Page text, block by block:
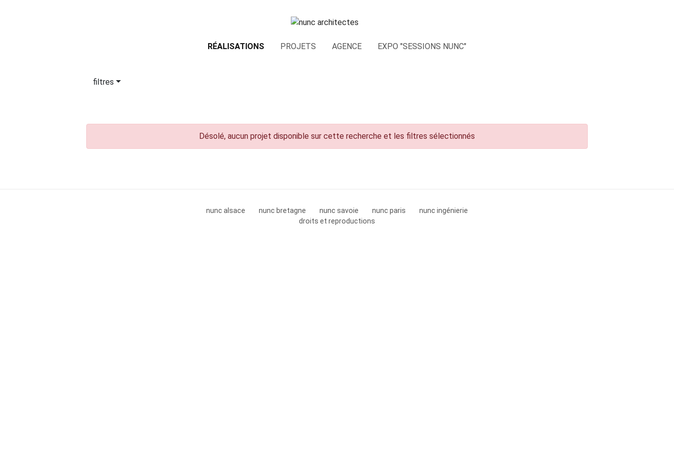
RÉALISATIONS PROJETS AGENCE EXPO "SESSIONS NUNC"
filtres
Désolé, aucun projet disponible sur cette recherche et les filtres sélectionnés
nunc alsace nunc bretagne nunc savoie nunc paris
nunc ingénierie
droits et reproductions